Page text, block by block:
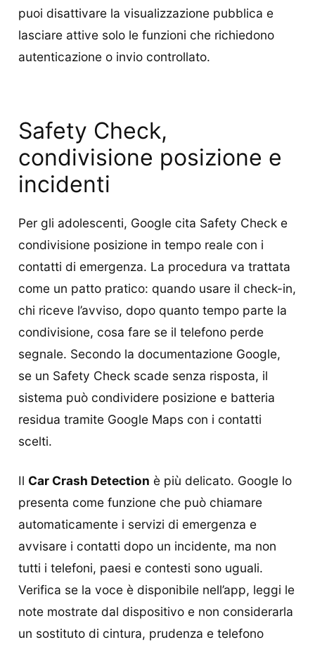
puoi disattivare la visualizzazione pubblica e
lasciare attive solo le funzioni che richiedono
autenticazione o invio controllato.
Safety Check,
condivisione posizione e
incidenti
Per gli adolescenti, Google cita Safety Check e
condivisione posizione in tempo reale con i
contatti di emergenza. La procedura va trattata
come un patto pratico: quando usare il check-in,
chi riceve l’avviso, dopo quanto tempo parte la
condivisione, cosa fare se il telefono perde
segnale. Secondo la documentazione Google,
se un Safety Check scade senza risposta, il
sistema può condividere posizione e batteria
residua tramite Google Maps con i contatti
scelti.
Il Car Crash Detection è più delicato. Google lo
presenta come funzione che può chiamare
automaticamente i servizi di emergenza e
avvisare i contatti dopo un incidente, ma non
tutti i telefoni, paesi e contesti sono uguali.
Verifica se la voce è disponibile nell’app, leggi le
note mostrate dal dispositivo e non considerarla
un sostituto di cintura, prudenza e telefono